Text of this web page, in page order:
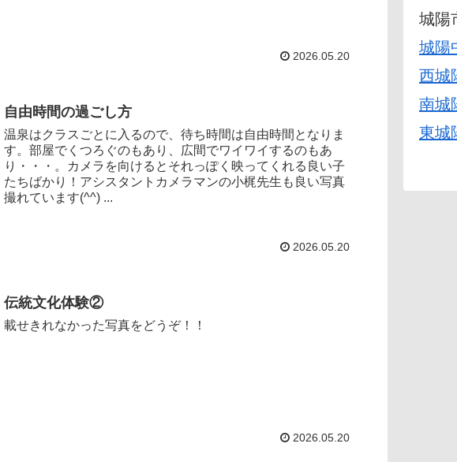
2026.05.20
自由時間の過ごし方
温泉はクラスごとに入るので、待ち時間は自由時間となりま
す。部屋でくつろぐのもあり、広間でワイワイするのもあ
り・・・。カメラを向けるとそれっぽく映ってくれる良い子
たちばかり！アシスタントカメラマンの小梶先生も良い写真
撮れています(^^) ...
2026.05.20
伝統文化体験②
載せきれなかった写真をどうぞ！！
2026.05.20
城陽
城陽
西城
南城
東城